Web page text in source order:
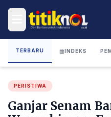
TERBARU INDEKS
PERISTIWA
Ganjar Senam